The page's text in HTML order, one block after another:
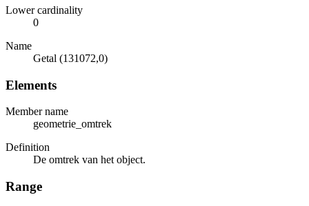
Lower cardinality
0
Name
Getal (131072,0)
Elements
Member name
geometrie_omtrek
Definition
De omtrek van het object.
Range